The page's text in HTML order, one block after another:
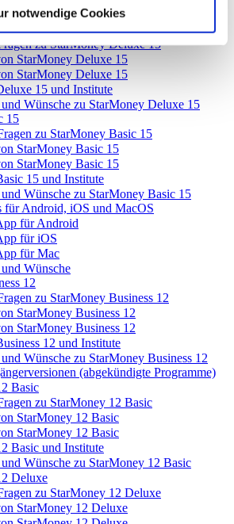
notwendige Cookies
(Produktaktualisierungen)
15
zu StarMoney Deluxe 15
StarMoney Deluxe 15
StarMoney Deluxe 15
15 und Institute
Wünsche zu StarMoney Deluxe 15
15
zu StarMoney Basic 15
StarMoney Basic 15
StarMoney Basic 15
15 und Institute
Wünsche zu StarMoney Basic 15
für Android, iOS und MacOS
für Android
für iOS
für Mac
Wünsche
12
zu StarMoney Business 12
StarMoney Business 12
StarMoney Business 12
12 und Institute
Wünsche zu StarMoney Business 12
(abgekündigte Programme)
Basic
zu StarMoney 12 Basic
StarMoney 12 Basic
StarMoney 12 Basic
Basic und Institute
Wünsche zu StarMoney 12 Basic
Deluxe
zu StarMoney 12 Deluxe
StarMoney 12 Deluxe